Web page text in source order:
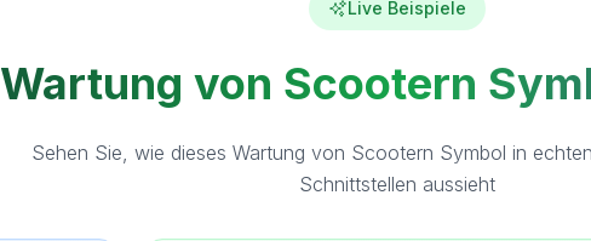
Live Beispiele
Wartung von Scootern
Sehen Sie, wie dieses Wartung von Scootern Symbol in
Schnittstellen aussieht